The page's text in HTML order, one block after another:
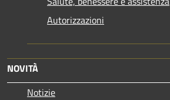
Autorizzazioni
NOVITÀ
Notizie